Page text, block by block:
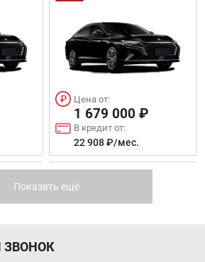
Цена от:
1 679 000 ₽
В кредит от:
22 908 ₽/мес.
CHANGAN EADO PLUS
Показать ещё
ЗВОНОК